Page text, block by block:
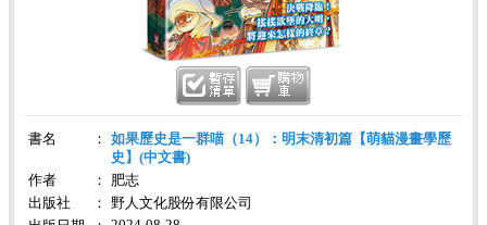
書名 ：
如果歷史是一群喵（14）：明末清初篇【萌貓漫畫學歷
史】(中文書)
作者
：
肥志
出版社
：
野人文化股份有限公司